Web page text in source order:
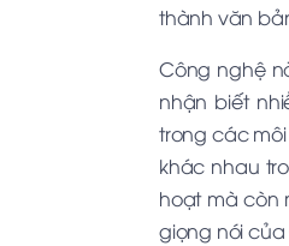
thành văn
Công nghệ
nhận biết
trong các
khác nhau
hoạt mà còn
giọng nói của